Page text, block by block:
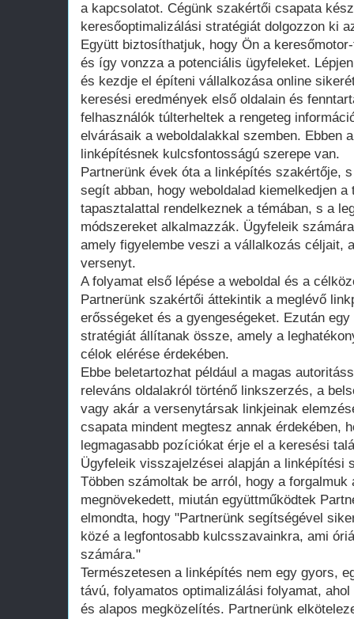
a kapcsolatot. Cégünk szakértői csapata
keresőoptimalizálási stratégiát dolgozzon ki
Együtt biztosíthatjuk, hogy Ön a
és így vonzza a potenciális ügyfeleket.
és kezdje el építeni vállalkozása online
keresési eredmények első oldalain és
felhasználók túlterheltek a rengeteg
elvárásaik a weboldalakkal szemben. Ebben
linképítésnek kulcsfontosságú szerepe van.
Partnerünk évek óta a linképítés szakértője,
segít abban, hogy weboldalad kiemelkedjen
tapasztalattal rendelkeznek a témában, s a
módszereket alkalmazzák. Ügyfeleik
amely figyelembe veszi a vállalkozás céljait,
versenyt.
A folyamat első lépése a weboldal és a
Partnerünk szakértői áttekintik a meglévő
erősségeket és a gyengeségeket. Ezután
stratégiát állítanak össze, amely a
célok elérése érdekében.
Ebbe beletartozhat például a magas
releváns oldalakról történő linkszerzés, a
vagy akár a versenytársak linkjeinak
csapata mindent megtesz annak érdekében,
legmagasabb pozíciókat érje el a keresési
Ügyfeleik visszajelzései alapján a linképítési
Többen számoltak be arról, hogy a forgalmuk
megnövekedett, miután együttműködtek
elmondta, hogy "Partnerünk segítségével
közé a legfontosabb kulcsszavainkra, ami
számára."
Természetesen a linképítés nem egy gyors,
távú, folyamatos optimalizálási folyamat,
és alapos megközelítés. Partnerünk